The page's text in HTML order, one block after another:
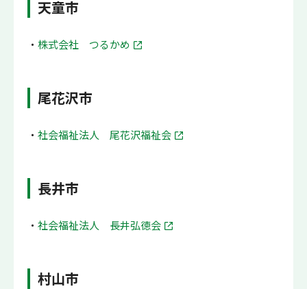
天童市
株式会社 つるかめ
尾花沢市
社会福祉法人 尾花沢福祉会
長井市
社会福祉法人 長井弘徳会
村山市